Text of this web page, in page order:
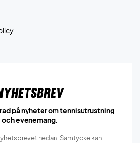
på nyheter om tennisutrustning
och evenemang.
nedan. Samtycke kan